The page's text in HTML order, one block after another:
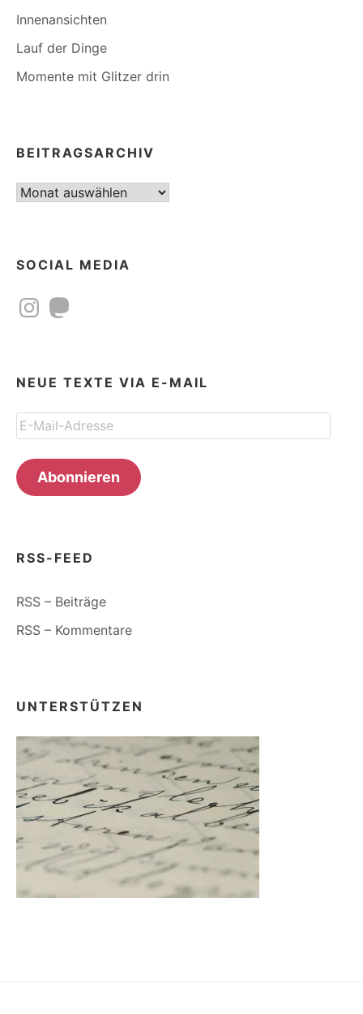
Innenansichten
Lauf der Dinge
Momente mit Glitzer drin
BEITRAGSARCHIV
Beitragsarchiv
SOCIAL MEDIA
InstagramMastodon
NEUE TEXTE VIA E-MAIL
E-
Mail-
Adresse
Abonnieren
RSS-FEED
RSS – Beiträge
RSS – Kommentare
UNTERSTÜTZEN